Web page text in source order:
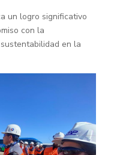
un logro significativo
con la
en la